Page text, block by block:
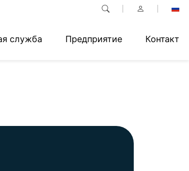
служба Предприятие Контакт